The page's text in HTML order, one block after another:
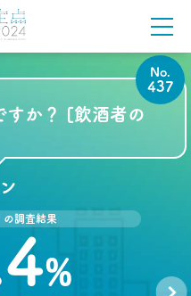
とは
㉙–
㉘–
すか？ [飲酒者の
No.
437
調査結果
%